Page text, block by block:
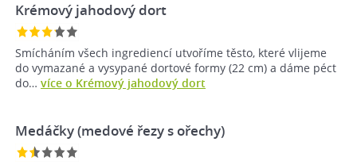
Krémový jahodový dort
Smícháním všech ingrediencí utvoříme těsto, které vlijeme
do vymazané a vysypané dortové formy (22 cm) a dáme péct
do… více o Krémový jahodový dort
Medáčky (medové řezy s ořechy)